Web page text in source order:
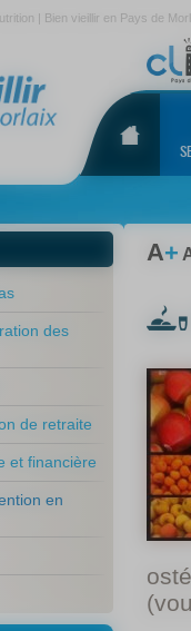
| Bien vieillir en Pays de
des
de retraite
et financière
en
A+